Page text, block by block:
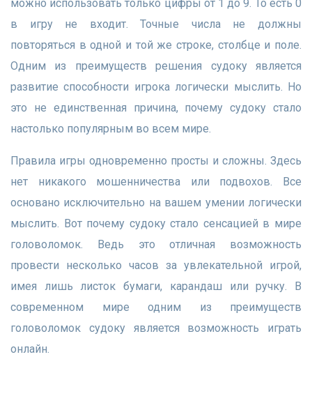
можно использовать только цифры от 1 до 9. То есть 0
в игру не входит. Точные числа не должны
повторяться в одной и той же строке, столбце и поле.
Одним из преимуществ решения судоку является
развитие способности игрока логически мыслить. Но
это не единственная причина, почему судоку стало
настолько популярным во всем мире.
Правила игры одновременно просты и сложны. Здесь
нет никакого мошенничества или подвохов. Все
основано исключительно на вашем умении логически
мыслить. Вот почему судоку стало сенсацией в мире
головоломок. Ведь это отличная возможность
провести несколько часов за увлекательной игрой,
имея лишь листок бумаги, карандаш или ручку. В
современном мире одним из преимуществ
головоломок судоку является возможность играть
онлайн.